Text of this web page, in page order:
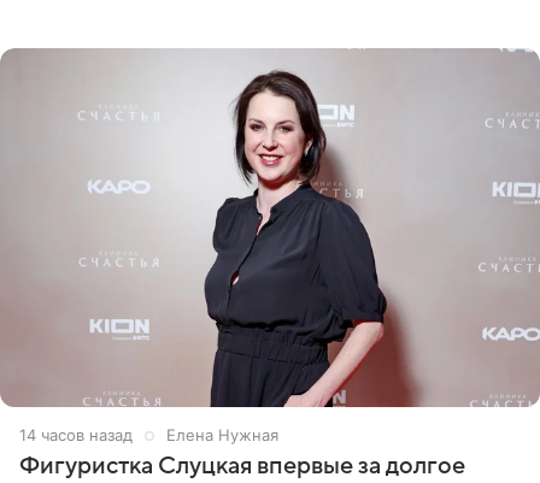
14 часов назад Елена Нужная
Фигуристка Слуцкая впервые за долгое